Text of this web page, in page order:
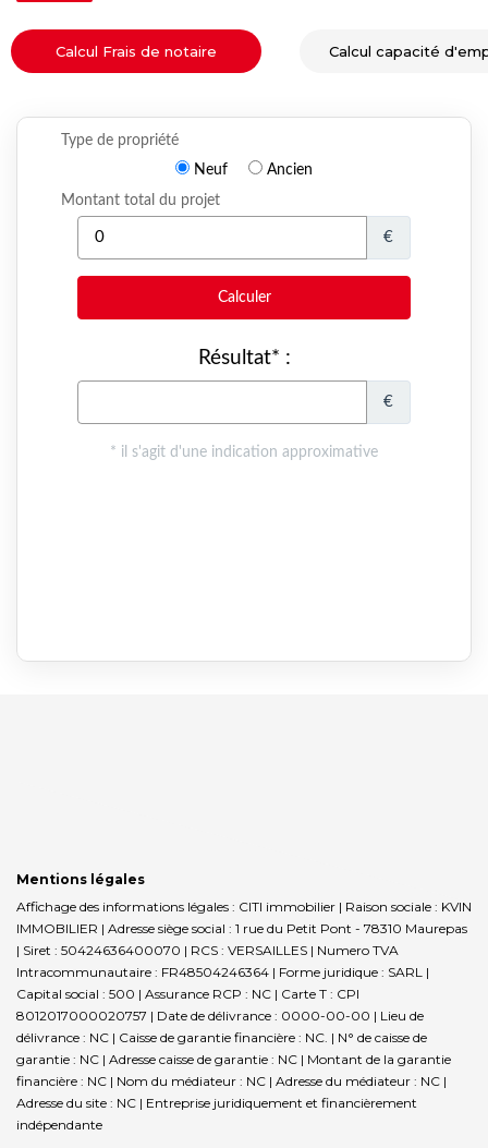
Calcul Frais de notaire Calcul capacité
Mentions légales
Affichage des informations légales : CITI immobilier | Raison sociale : KVIN
IMMOBILIER | Adresse siège social : 1 rue du Petit Pont - 78310 Maurepas
| Siret : 50424636400070 | RCS : VERSAILLES | Numero TVA
Intracommunautaire : FR48504246364 | Forme juridique : SARL |
Capital social : 500 | Assurance RCP : NC | Carte T : CPI
8012017000020757 | Date de délivrance : 0000-00-00 | Lieu de
délivrance : NC | Caisse de garantie financière : NC. | N° de caisse de
garantie : NC | Adresse caisse de garantie : NC | Montant de la garantie
financière : NC | Nom du médiateur : NC | Adresse du médiateur : NC |
Adresse du site : NC | Entreprise juridiquement et financièrement
indépendante